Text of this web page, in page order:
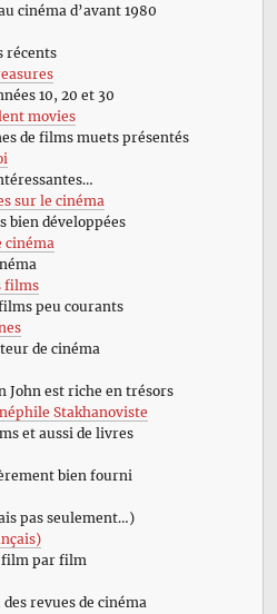
cinéma d’avant 1980
récents
10, 20 et 30
movies
de films muets présentés
sur le cinéma
bien développées
cinéma
films
peu courants
de cinéma
John est riche en trésors
Stakhanoviste
et aussi de livres
bien fourni
pas seulement…)
film par film
revues de cinéma